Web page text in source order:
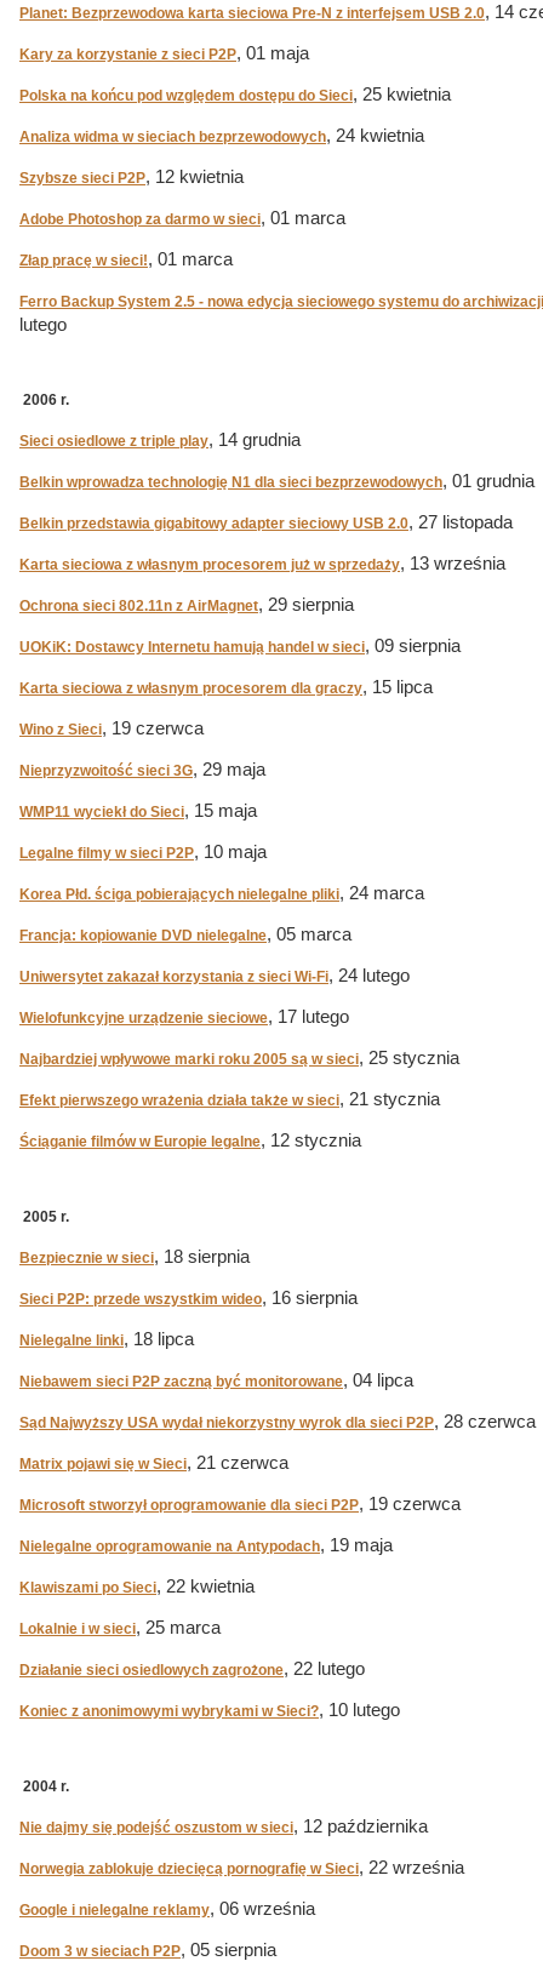
Planet: Bezprzewodowa karta sieciowa Pre-N z interfejsem USB 2.0, 14
Kary za korzystanie z sieci P2P, 01 maja
Polska na końcu pod względem dostępu do Sieci, 25 kwietnia
Analiza widma w sieciach bezprzewodowych, 24 kwietnia
Szybsze sieci P2P, 12 kwietnia
Adobe Photoshop za darmo w sieci, 01 marca
Złap pracę w sieci!, 01 marca
Ferro Backup System 2.5 - nowa edycja sieciowego systemu do
lutego
2006 r.
Sieci osiedlowe z triple play, 14 grudnia
Belkin wprowadza technologię N1 dla sieci bezprzewodowych, 01 grudnia
Belkin przedstawia gigabitowy adapter sieciowy USB 2.0, 27 listopada
Karta sieciowa z własnym procesorem już w sprzedaży, 13 września
Ochrona sieci 802.11n z AirMagnet, 29 sierpnia
UOKiK: Dostawcy Internetu hamują handel w sieci, 09 sierpnia
Karta sieciowa z własnym procesorem dla graczy, 15 lipca
Wino z Sieci, 19 czerwca
Nieprzyzwoitość sieci 3G, 29 maja
WMP11 wyciekł do Sieci, 15 maja
Legalne filmy w sieci P2P, 10 maja
Korea Płd. ściga pobierających nielegalne pliki, 24 marca
Francja: kopiowanie DVD nielegalne, 05 marca
Uniwersytet zakazał korzystania z sieci Wi-Fi, 24 lutego
Wielofunkcyjne urządzenie sieciowe, 17 lutego
Najbardziej wpływowe marki roku 2005 są w sieci, 25 stycznia
Efekt pierwszego wrażenia działa także w sieci, 21 stycznia
Ściąganie filmów w Europie legalne, 12 stycznia
2005 r.
Bezpiecznie w sieci, 18 sierpnia
Sieci P2P: przede wszystkim wideo, 16 sierpnia
Nielegalne linki, 18 lipca
Niebawem sieci P2P zaczną być monitorowane, 04 lipca
Sąd Najwyższy USA wydał niekorzystny wyrok dla sieci P2P, 28 czerwca
Matrix pojawi się w Sieci, 21 czerwca
Microsoft stworzył oprogramowanie dla sieci P2P, 19 czerwca
Nielegalne oprogramowanie na Antypodach, 19 maja
Klawiszami po Sieci, 22 kwietnia
Lokalnie i w sieci, 25 marca
Działanie sieci osiedlowych zagrożone, 22 lutego
Koniec z anonimowymi wybrykami w Sieci?, 10 lutego
2004 r.
Nie dajmy się podejść oszustom w sieci, 12 października
Norwegia zablokuje dziecięcą pornografię w Sieci, 22 września
Google i nielegalne reklamy, 06 września
Doom 3 w sieciach P2P, 05 sierpnia